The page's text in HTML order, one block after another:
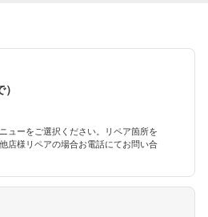
ューをご選択ください。リペア箇所を
店様リペアの場合お電話にてお問い合